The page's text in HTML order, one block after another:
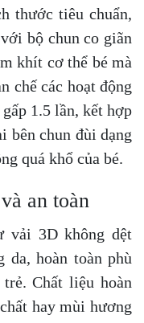
thước tiêu chuẩn,
bộ chun co giãn
khít cơ thể bé mà
chế các hoạt động
1.5 lần, kết hợp
bên chun đùi dạng
quá khổ của bé.
an toàn
vải 3D không dệt
da, hoàn toàn phù
Chất liệu hoàn
hay mùi hương